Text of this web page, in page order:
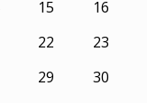
15
16
22
23
29
30